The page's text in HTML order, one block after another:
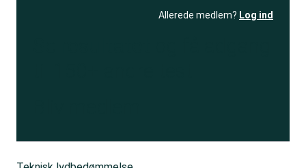
Allerede medlem? Log ind